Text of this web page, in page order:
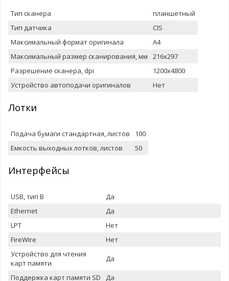
Тип сканера
планшетный
Тип датчика
CIS
Максимальный формат оригинала
A4
Максимальный размер сканирования, мм
216x297
Разрешение сканера, dpi
1200x4800
Устройство автоподачи оригиналов
Нет
Лотки
Подача бумаги стандартная, листов
100
Емкость выxодныx лотков, листов
50
Интерфейсы
USB, тип B
Да
Ethernet
Да
LPT
Нет
FireWire
Нет
Устройство для чтения
карт памяти
Да
Поддержка карт памяти SD
Да